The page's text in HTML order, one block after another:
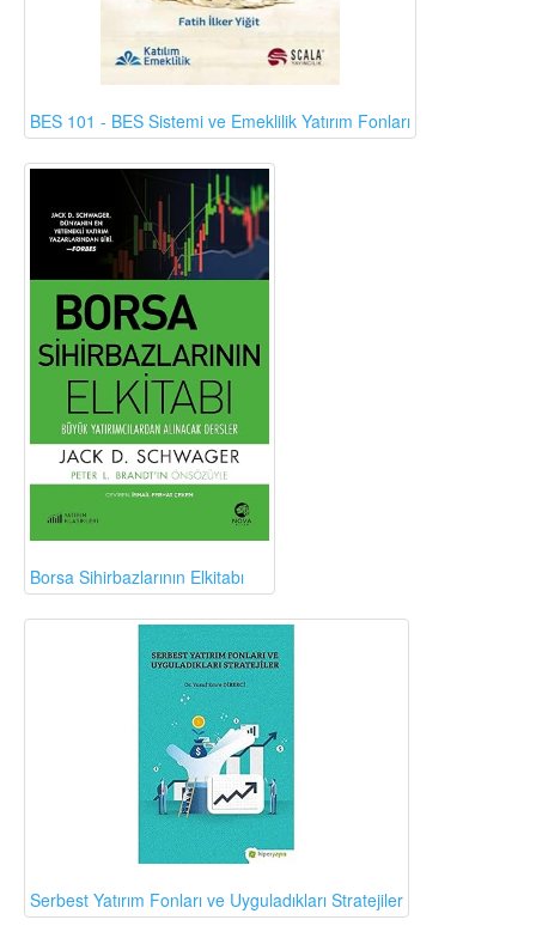
BES 101 - BES Sistemi ve Emeklilik Yatırım Fonları
Borsa Sihirbazlarının Elkitabı
Serbest Yatırım Fonları ve Uyguladıkları Stratejiler